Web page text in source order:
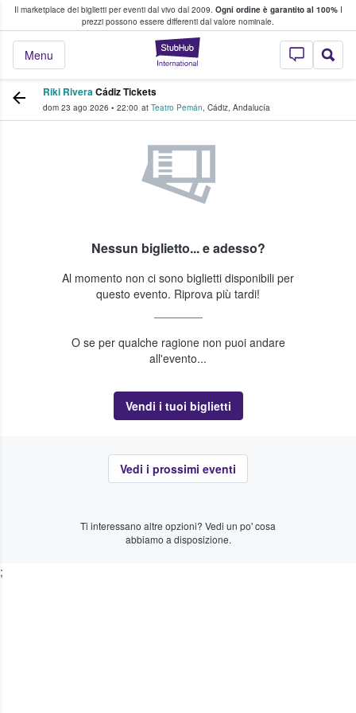
Il marketplace dei biglietti per eventi dal vivo dal 2009. Ogni ordine è garantito al 100%I
prezzi possono essere differenti dal valore nominale.
StubHub - Dove
Menu
fan comprano e vendono biglietti
Riki RiveraCádiz Tickets
dom 23 ago 2026 • 22:00 at Teatro Pemán, Cádiz, Andalucía
Nessun biglietto... e adesso?
Al momento non ci sono biglietti disponibili per
questo evento. Riprova più tardi!
O se per qualche ragione non puoi andare
all'evento...
Vendi i tuoi biglietti
Vedi i prossimi eventi
Ti interessano altre opzioni? Vedi un po' cosa
abbiamo a disposizione.
;